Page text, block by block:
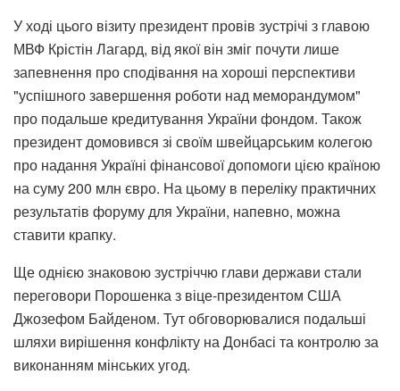
У ході цього візиту президент провів зустрічі з главою
МВФ Крістін Лагард, від якої він зміг почути лише
запевнення про сподівання на хороші перспективи
"успішного завершення роботи над меморандумом"
про подальше кредитування України фондом. Також
президент домовився зі своїм швейцарським колегою
про надання Україні фінансової допомоги цією країною
на суму 200 млн євро. На цьому в переліку практичних
результатів форуму для України, напевно, можна
ставити крапку.
Ще однією знаковою зустріччю глави держави стали
переговори Порошенка з віце-президентом США
Джозефом Байденом. Тут обговорювалися подальші
шляхи вирішення конфлікту на Донбасі та контролю за
виконанням мінських угод.